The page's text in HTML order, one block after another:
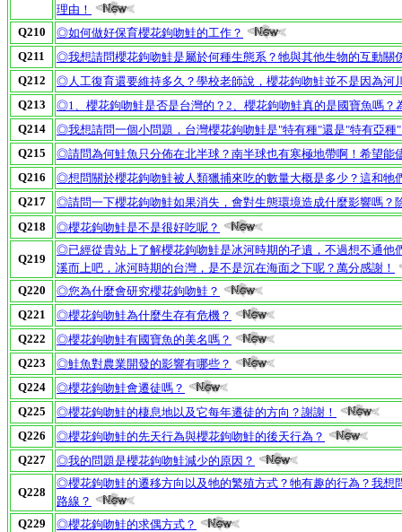
理由！
Q210
◎如何做好保育櫻花鉤吻鮭的工作？
Q211
◎我想請問櫻花鉤吻鮭是屬於何種生態系？牠與其他生物的互動關
Q212
◎人工復育還要維持多久？學校老師說，櫻花鉤吻鮭並不是因為河
Q213
◎1、櫻花鉤吻鮭是否是台灣的？2、櫻花鉤吻鮭真的是國寶魚嗎？
Q214
◎我想請問一個小問題，台灣櫻花鉤吻鮭是"特有種"還是"特有亞
Q215
◎請問為何鮭魚只分佈在北半球？南半球也有寒極地帶啊！希望能
Q216
◎想問關於櫻花鉤吻鮭被人類獵捕來吃的數量大概是多少？這和牠
Q217
◎請問一下櫻花鉤吻鮭如果消失，會對生態環境造成什麼影響嗎？
Q218
◎櫻花鉤吻鮭是不是很好吃呢？
Q219
◎已經從貴站上了解櫻花鉤吻鮭是冰河時期的孑遺，不過想不通
溪而上吧，冰河時期的台灣，是不是沉在海面之下呢？萬分感謝！
Q220
◎您為什麼會研究櫻花鉤吻鮭？
Q221
◎櫻花鉤吻鮭為什麼生存有危機？
Q222
◎櫻花鉤吻鮭有國寶魚的美名嗎？
Q223
◎鮭魚對農業開發的影響有哪些？
Q224
◎櫻花鉤吻鮭會遷徒嗎？
Q225
◎櫻花鉤吻鮭的棲息地以及它每年遷徒的方向？謝謝！
Q226
◎櫻花鉤吻鮭的先天行為與櫻花鉤吻鮭的後天行為？
Q227
◎我的問題是櫻花鉤吻鮭減少的原因？
Q228
◎櫻花鉤吻鮭的遷移方向以及牠的繁殖方式？牠有趣的行為？我
路線？
Q229
◎櫻花鉤吻鮭的求偶方式？